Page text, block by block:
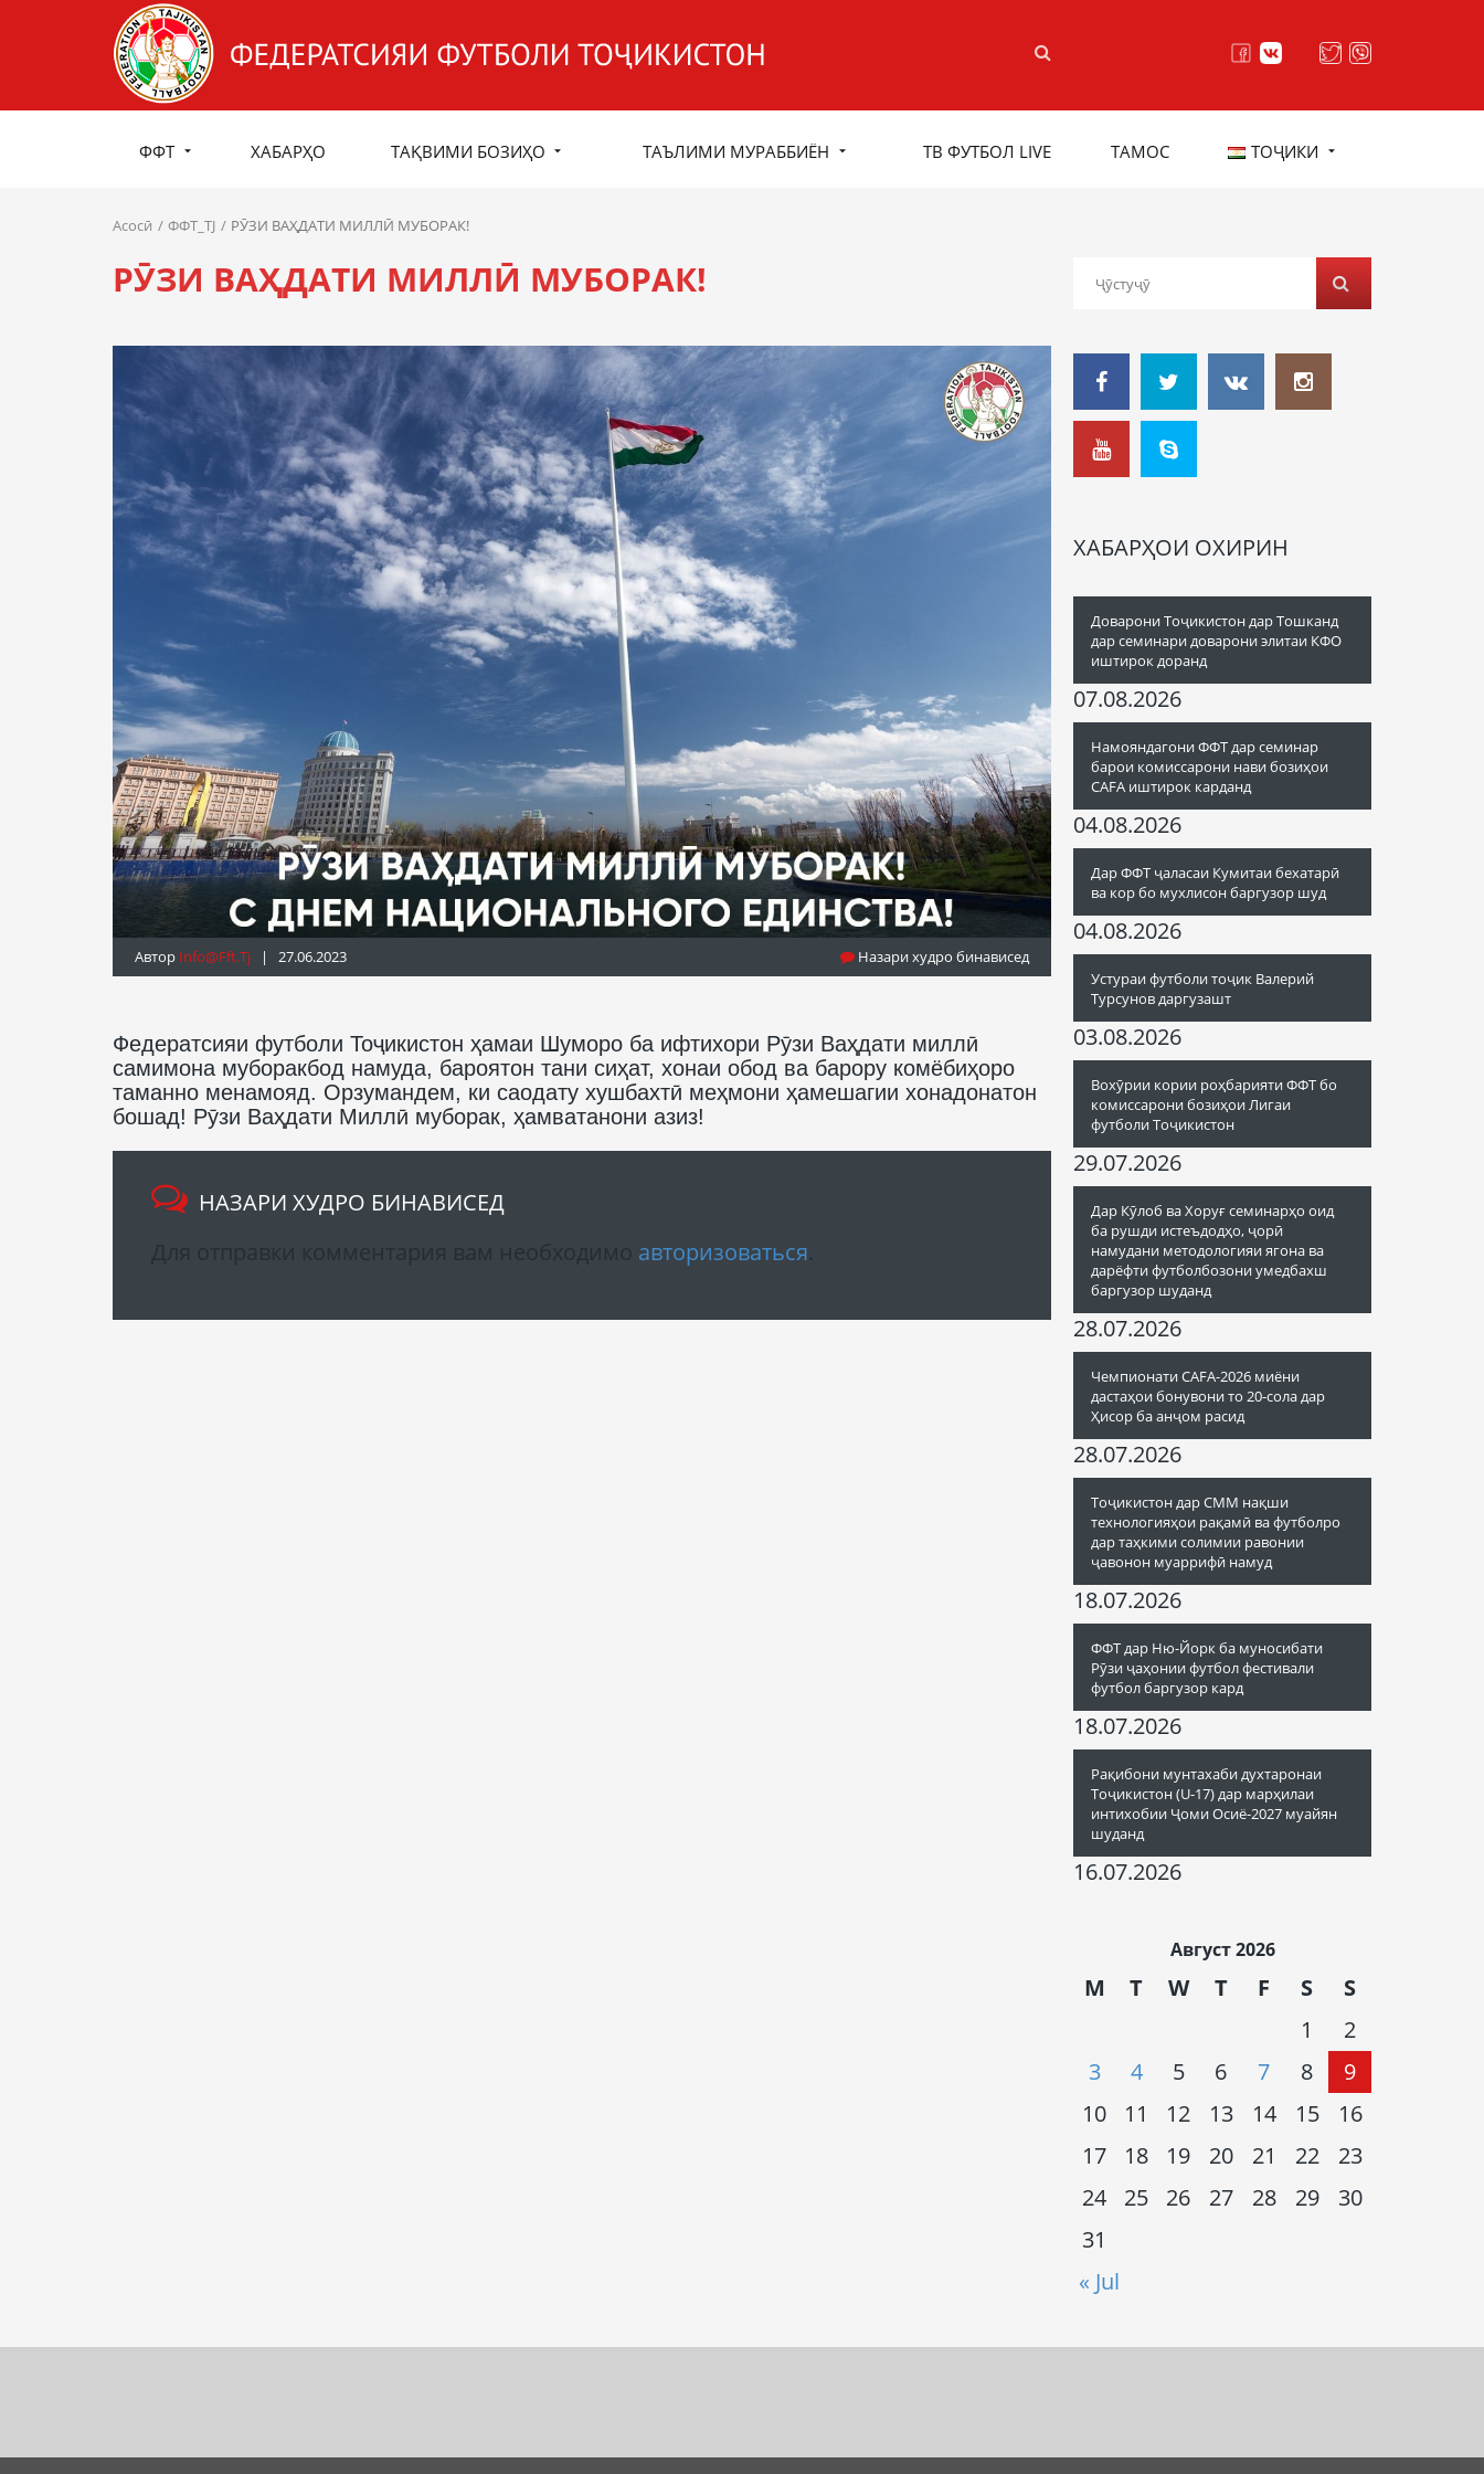
ФФТ ХАБАРҲО ТАҚВИМИ БОЗИҲО ТАЪЛИМИ МУРАББИЁН ТВ ФУТБОЛ LIVE ТАМОС ТОҶИКИ
Асосӣ ФФТ_TJ РӮЗИ ВАҲДАТИ МИЛЛӢ МУБОРАК!
РӮЗИ ВАҲДАТИ МИЛЛӢ МУБОРАК!
Автор Info@fft.tj | 27.06.2023 Назари худро бинависед
Федератсияи футболи Тоҷикистон ҳамаи Шуморо ба ифтихори Рӯзи Ваҳдати миллӣ
самимона муборакбод намуда, бароятон тани сиҳат, хонаи обод ва барору комёбиҳоро
таманно менамояд. Орзумандем, ки саодату хушбахтӣ меҳмони ҳамешагии хонадонатон
бошад! Рӯзи Ваҳдати Миллӣ муборак, ҳамватанони азиз!
НАЗАРИ ХУДРО БИНАВИСЕД
авторизоваться
ХАБАРҲОИ ОХИРИН
Доварони Тоҷикистон дар Тошканд
дар семинари доварони элитаи КФО
иштирок доранд
07.08.2026
Намояндагони ФФТ дар семинар
барои комиссарони нави бозиҳои
CAFA иштирок карданд
04.08.2026
Дар ФФТ ҷаласаи Кумитаи бехатарӣ
ва кор бо мухлисон баргузор шуд
04.08.2026
Устураи футболи тоҷик Валерий
Турсунов даргузашт
03.08.2026
Вохӯрии кории роҳбарияти ФФТ бо
комиссарони бозиҳои Лигаи
футболи Тоҷикистон
29.07.2026
Дар Кӯлоб ва Хоруғ семинарҳо оид
ба рушди истеъдодҳо, ҷорӣ
намудани методологияи ягона ва
дарёфти футболбозони умедбахш
баргузор шуданд
28.07.2026
Чемпионати CAFA-2026 миёни
дастаҳои бонувони то 20-сола дар
Ҳисор ба анҷом расид
28.07.2026
Тоҷикистон дар СММ нақши
технологияҳои рақамӣ ва футболро
дар таҳкими солимии равонии
ҷавонон муаррифӣ намуд
18.07.2026
ФФТ дар Ню-Йорк ба муносибати
Рӯзи ҷаҳонии футбол фестивали
футбол баргузор кард
18.07.2026
Рақибони мунтахаби духтаронаи
Тоҷикистон (U-17) дар марҳилаи
интихобии Ҷоми Осиё-2027 муайян
шуданд
16.07.2026
Август 2026
M T W T F S S
« Jul
1
2
3
4 5 6 7 8
9
10
11 12 13 14 15
16
17
18 19 20 21 22
23
24
25 26 27 28 29
30
31